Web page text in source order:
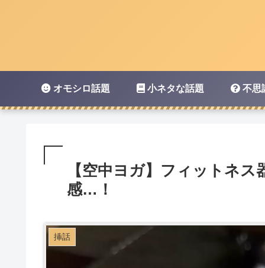
オモシロ話題 小ネタな話題 不思
【空中ヨガ】フィットネ
感…！
挿話